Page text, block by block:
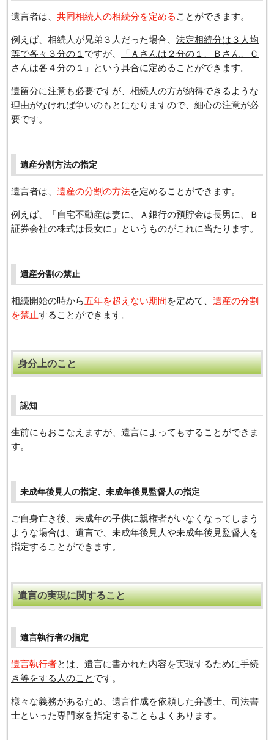
遺言者は、 共同相続人の相続分を定める ことができます。
例えば、相続人が兄弟３人だった場合、 法定相続分は３人均
等で各々３分の１ ですが、
「Ａさんは２分の１、Ｂさん、Ｃ
さんは各４分の１」
という具合に定めることができます。
遺留分に注意も必要ですが、 相続人の方が納得できるような
理由がなければ争いのもとになりますので、細心の注意が必
要です。
遺産分割方法の指定
遺言者は、 遺産の分割の方法を定めることができます。
例えば、「自宅不動産は妻に、Ａ銀行の預貯金は長男に、Ｂ
証券会社の株式は長女に」というものがこれに当たります。
遺産分割の禁止
相続開始の時から五年を超えない期間 を定めて、 遺産の分割
を禁止することができます。
身分上のこと
認知
生前にもおこなえますが、遺言によってもすることができま
す。
未成年後見人の指定、未成年後見監督人の指定
ご自身亡き後、未成年の子供に親権者がいなくなってしまう
ような場合は、遺言で、未成年後見人や未成年後見監督人を
指定することができます。
遺言の実現に関すること
遺言執行者の指定
遺言執行者とは、 遺言に書かれた内容を実現するために手続
き等をする人のこと です。
様々な義務があるため、遺言作成を依頼した弁護士、司法書
士といった専門家を指定することもよくあります。